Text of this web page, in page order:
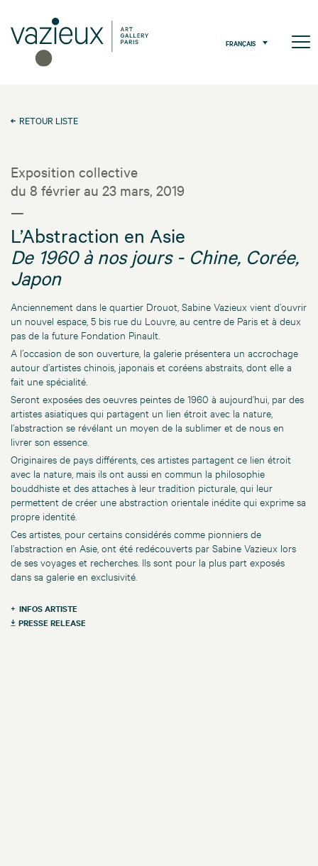
FRANÇAIS
RETOUR LISTE
Exposition collective
du 8 février au 23 mars, 2019
—
L’Abstraction en Asie
De 1960 à nos jours - Chine, Corée,
Japon
Anciennement dans le quartier Drouot, Sabine Vazieux vient d’ouvrir
un nouvel espace, 5 bis rue du Louvre, au centre de Paris et à deux
pas de la future Fondation Pinault.
A l’occasion de son ouverture, la galerie présentera un accrochage
autour d’artistes chinois, japonais et coréens abstraits, dont elle a
fait une spécialité.
Seront exposées des oeuvres peintes de 1960 à aujourd’hui, par des
artistes asiatiques qui partagent un lien étroit avec la nature,
l’abstraction se révélant un moyen de la sublimer et de nous en
livrer son essence.
Originaires de pays différents, ces artistes partagent ce lien étroit
avec la nature, mais ils ont aussi en commun la philosophie
bouddhiste et des attaches à leur tradition picturale, qui leur
permettent de créer une abstraction orientale inédite qui exprime sa
propre identité.
Ces artistes, pour certains considérés comme pionniers de
l’abstraction en Asie, ont été redécouverts par Sabine Vazieux lors
de ses voyages et recherches. Ils sont pour la plus part exposés
dans sa galerie en exclusivité.
INFOS ARTISTE
PRESSE RELEASE